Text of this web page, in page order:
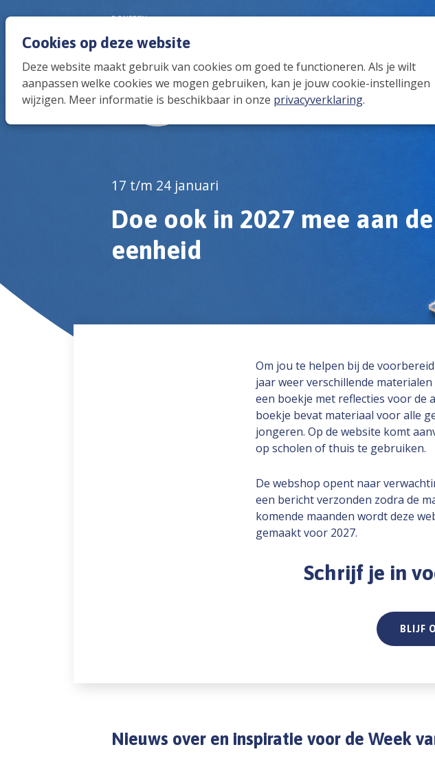
Cookies op deze website
Deze website maakt gebruik van cookies om goed te functioneren. Als je wilt
aanpassen welke cookies we mogen gebruiken, kan je jouw cookie-instellingen
wijzigen. Meer informatie is beschikbaar in onze privacyverklaring.
DONEREN
17 t/m 24 januari
Doe ook in 2027 mee aan
eenheid
Om jou te helpen bij de
jaar weer verschillende
een boekje met reflecties voor de
boekje bevat materiaal voor alle
jongeren. Op de website komt
op scholen of thuis te gebruiken.
De webshop opent naar
een bericht verzonden zodra de
komende maanden wordt deze
gemaakt voor 2027.
Schrijf je in
BLIJF
Nieuws over en inspiratie voor de Week